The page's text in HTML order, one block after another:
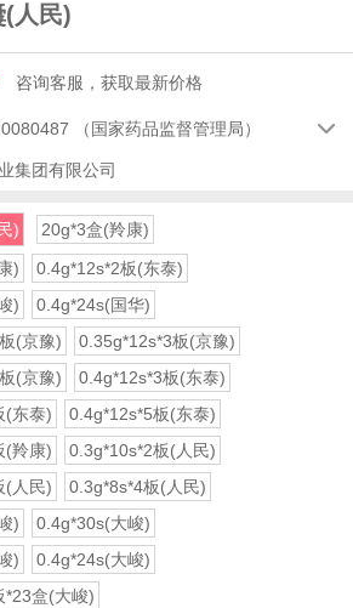
(人民)
咨询客服，获取最新价格
（国家药品监督管理局） 
集团有限公司
)
20g*3盒(羚康)
)
0.4g*12s*2板(东泰)
)
0.4g*24s(国华)
(京豫)
0.35g*12s*3板(京豫)
(京豫)
0.4g*12s*3板(东泰)
(东泰)
0.4g*12s*5板(东泰)
(羚康)
0.3g*10s*2板(人民)
(人民)
0.3g*8s*4板(人民)
)
0.4g*30s(大峻)
)
0.4g*24s(大峻)
*23盒(大峻)